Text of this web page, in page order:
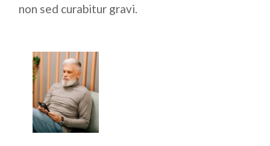
non sed curabitur gravi.